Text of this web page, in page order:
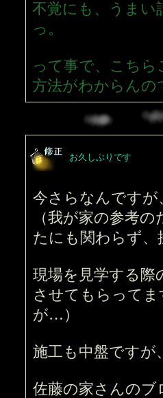
不覚にも、うま
っ。
って事で、こち
方法がわからんの
お久しぶりです
今さらなんです
（我が家の参考
たにも関わらず
現場を見学する際
させてもらって
が…）
施工も中盤ですが
佐藤の家さんのブ